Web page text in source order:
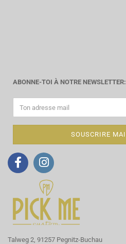
ABONNE-TOI À NOTRE NEWSLETTER:
Talweg 2, 91257 Pegnitz-Buchau